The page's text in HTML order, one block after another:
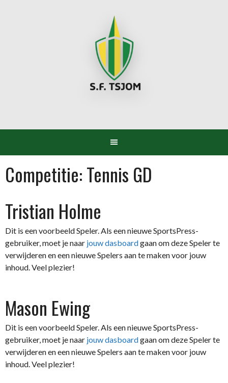
Competitie:Tennis GD
Tristian Holme
Dit is een voorbeeld Speler. Als een nieuwe SportsPress-
gebruiker, moet je naar jouw dasboardgaan om deze Speler te
verwijderen en een nieuwe Spelers aan te maken voor jouw
inhoud. Veel plezier!
Mason Ewing
Dit is een voorbeeld Speler. Als een nieuwe SportsPress-
gebruiker, moet je naar jouw dasboardgaan om deze Speler te
verwijderen en een nieuwe Spelers aan te maken voor jouw
inhoud. Veel plezier!